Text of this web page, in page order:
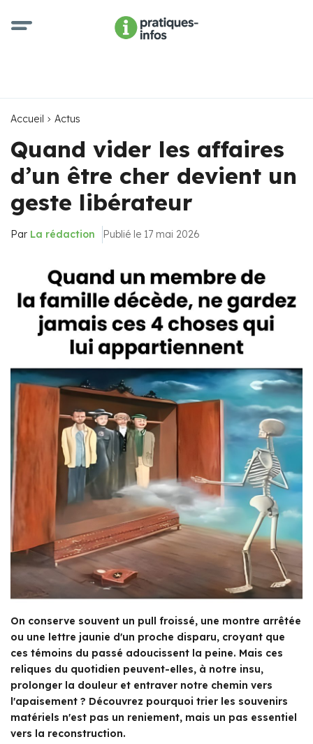
Accueil Actus
Quand vider les affaires
d’un être cher devient un
geste libérateur
Par La rédaction Publié le 17 mai 2026
On conserve souvent un pull froissé, une montre arrêtée
ou une lettre jaunie d'un proche disparu, croyant que
ces témoins du passé adoucissent la peine. Mais ces
reliques du quotidien peuvent-elles, à notre insu,
prolonger la douleur et entraver notre chemin vers
l'apaisement ? Découvrez pourquoi trier les souvenirs
matériels n'est pas un reniement, mais un pas essentiel
vers la reconstruction.